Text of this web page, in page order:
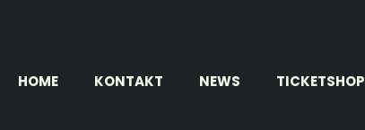
HOME KONTAKT NEWS TICKETSHOP